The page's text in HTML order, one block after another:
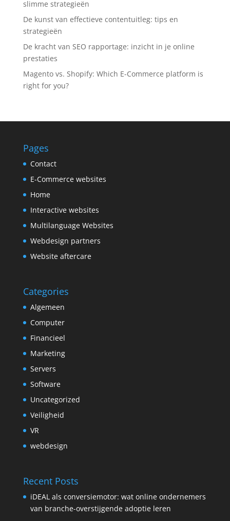
slimme strategieën
De kunst van effectieve contentuitleg: tips en
strategieën
De kracht van SEO rapportage: inzicht in je online
prestaties
Magento vs. Shopify: Which E-Commerce platform is
right for you?
Pages
Contact
E-Commerce websites
Home
Interactive websites
Multilanguage Websites
Webdesign partners
Website aftercare
Categories
Algemeen
Computer
Financieel
Marketing
Servers
Software
Uncategorized
Veiligheid
VR
webdesign
Recent Posts
iDEAL als conversiemotor: wat online ondernemers
van branche-overstijgende adoptie leren